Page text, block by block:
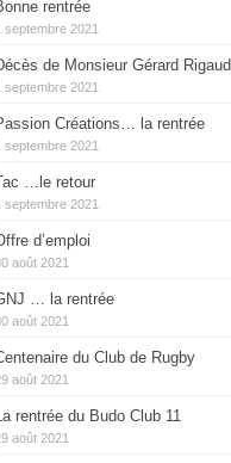
rentrée
septembre 2021
de Monsieur Gérard Rigaud
septembre 2021
Créations… la rentrée
septembre 2021
…le retour
septembre 2021
d’emploi
août 2021
… la rentrée
août 2021
du Club de Rugby
août 2021
rentrée du Budo Club 11
août 2021